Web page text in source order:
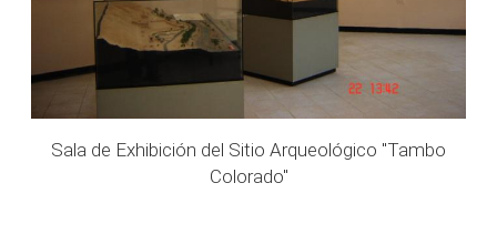
Sala de Exhibición del Sitio Arqueológico "Tambo
Colorado"